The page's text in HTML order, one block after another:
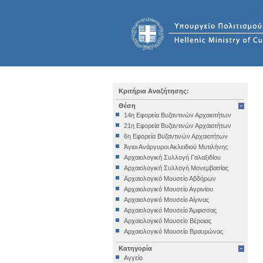
Κριτήρια Αναζήτησης:
Θέση
14η Εφορεία Βυζαντινών Αρχαιοτήτων
21η Εφορεία Βυζαντινών Αρχαιοτήτων
6η Εφορεία Βυζαντινών Αρχαιοτήτων
Άγιοι Ανάργυροι Ακλειδιού Μυτιλήνης
Αρχαιολογική Συλλογή Γαλαξιδίου
Αρχαιολογική Συλλογή Μονεμβασίας
Αρχαιολογικό Μουσείο Αβδήρων
Αρχαιολογικό Μουσείο Αγρινίου
Αρχαιολογικό Μουσείο Αίγινας
Αρχαιολογικό Μουσείο Άμφισσας
Αρχαιολογικό Μουσείο Βέροιας
Αρχαιολογικό Μουσείο Βραυρώνας
Αρχαιολογικό Μουσείο Δελφών
Αρχαιολογικό Μουσείο Ηγουμενίτσας
Κατηγορία
Αγγείο